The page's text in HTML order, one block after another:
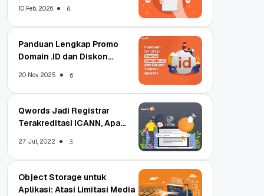
10 Feb, 2026 6
Panduan Lengkap Promo
Domain .ID dan Diskon
20 Nov, 2025 6
Qwords Jadi Registrar
Terakreditasi ICANN, Apa
27 Jul, 2022 3
Object Storage untuk
Aplikasi: Atasi Limitasi Media